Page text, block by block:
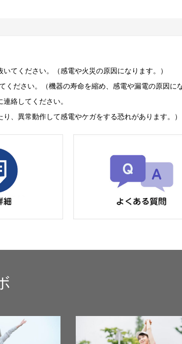
てください。（感電や火災の原因になります。）
ださい。（機器の寿命を縮め、感電や漏電の原因に
絡してください。
、異常動作して感電やケガをする恐れがあります。）